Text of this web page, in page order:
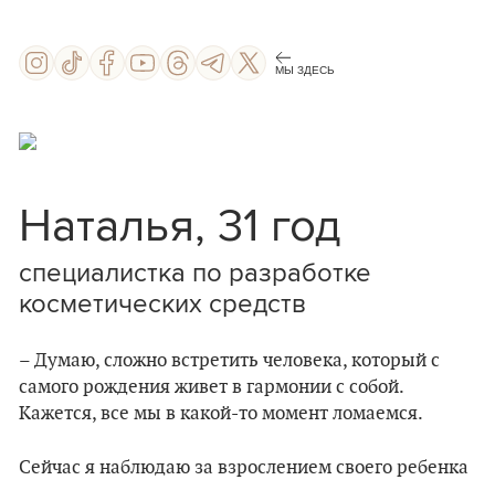
МЫ ЗДЕСЬ
Наталья, 31 год
специалистка по разработке
косметических средств
– Думаю, сложно встретить человека, который с
самого рождения живет в гармонии с собой.
Кажется, все мы в какой-то момент ломаемся.
Сейчас я наблюдаю за взрослением своего ребенка